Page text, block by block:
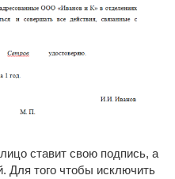
ставит свою подпись, а
Для того чтобы исключить